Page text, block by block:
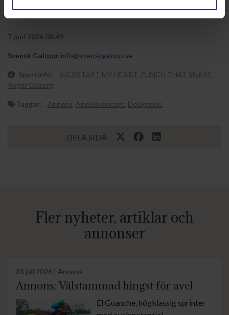
7 juni 2026 08:49
Svensk Galopp: info@svenskgalopp.se
Sportinfo: KICKSTART MY HEART PUNCH THAT SNAKE
Roger Osberg
Taggar: Annons Andelskoncept Delägande
DELA SIDA:
Fler nyheter, artiklar och
annonser
23 juli 2026 | Annons
Annons: Välstammad hingst för avel
El Guanche, högklassig sprinter